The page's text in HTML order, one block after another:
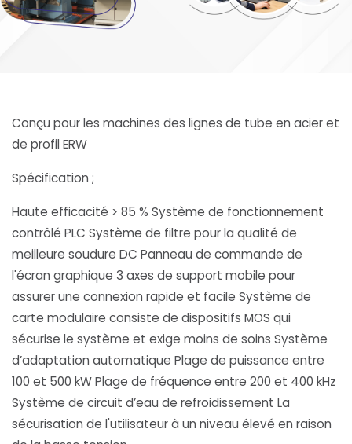
Conçu pour les machines des lignes de tube en acier et
de profil ERW
Spécification ;
Haute efficacité > 85 % Système de fonctionnement
contrôlé PLC Système de filtre pour la qualité de
meilleure soudure DC Panneau de commande de
l'écran graphique 3 axes de support mobile pour
assurer une connexion rapide et facile Système de
carte modulaire consiste de dispositifs MOS qui
sécurise le système et exige moins de soins Système
d’adaptation automatique Plage de puissance entre
100 et 500 kW Plage de fréquence entre 200 et 400 kHz
Système de circuit d’eau de refroidissement La
sécurisation de l'utilisateur à un niveau élevé en raison